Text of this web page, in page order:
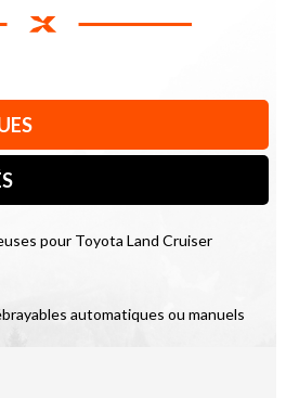
pour Toyota Land Cruiser
automatiques ou manuels